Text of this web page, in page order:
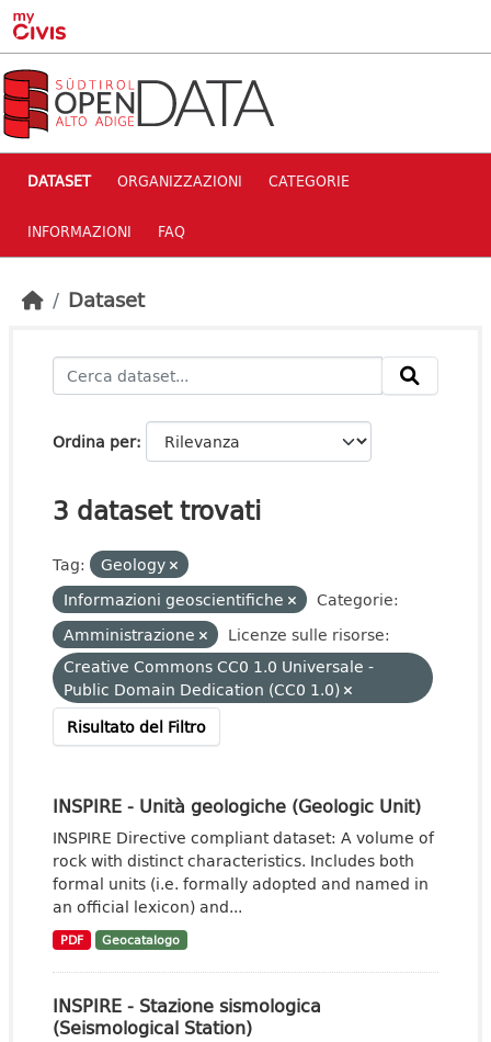
Skip to main content
DATASET ORGANIZZAZIONI CATEGORIE
INFORMAZIONI FAQ
Dataset
Ordina per
3 dataset trovati
Tag:
Geology
Informazioni geoscientifiche
Categorie:
Amministrazione
Licenze sulle risorse:
Creative Commons CC0 1.0 Universale -
Public Domain Dedication (CC0 1.0)
Risultato del Filtro
INSPIRE - Unità geologiche (Geologic Unit)
INSPIRE Directive compliant dataset: A volume of
rock with distinct characteristics. Includes both
formal units (i.e. formally adopted and named in
an official lexicon) and...
PDF Geocatalogo
INSPIRE - Stazione sismologica
(Seismological Station)